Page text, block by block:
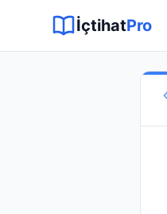
İçtihatPro